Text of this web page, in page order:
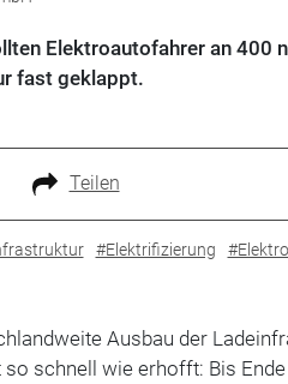
Elektroautofahrer an 400
fast geklappt.
Teilen
#Elektrifizierung
Ausbau der
so schnell wie erhofft: Bis